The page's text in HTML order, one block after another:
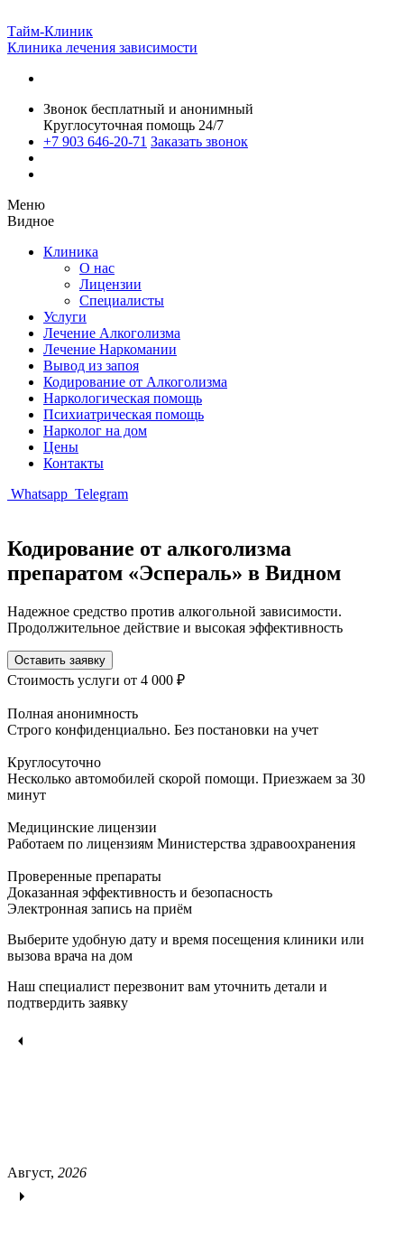
Тайм-Клиник
Клиника лечения зависимости
Звонок бесплатный и анонимный
Круглосуточная помощь 24/7
+7 903 646-20-71 Заказать звонок
Меню
Видное
Клиника
О нас
Лицензии
Специалисты
Услуги
Лечение Алкоголизма
Лечение Наркомании
Вывод из запоя
Кодирование от Алкоголизма
Наркологическая помощь
Психиатрическая помощь
Нарколог на дом
Цены
Контакты
Whatsapp Telegram
Кодирование от алкоголизма
препаратом «Эспераль» в Видном
Надежное средство против алкогольной зависимости.
Продолжительное действие и высокая эффективность
Оставить заявку
Стоимость услуги от 4 000 ₽
Полная анонимность
Строго конфиденциально. Без постановки на учет
Круглосуточно
Несколько автомобилей скорой помощи. Приезжаем за 30
минут
Медицинские лицензии
Работаем по лицензиям Министерства здравоохранения
Проверенные препараты
Доказанная эффективность и безопасность
Электронная запись на приём
Выберите удобную дату и время посещения клиники или
вызова врача на дом
Наш специалист перезвонит вам уточнить детали и
подтвердить заявку
Август, 2026